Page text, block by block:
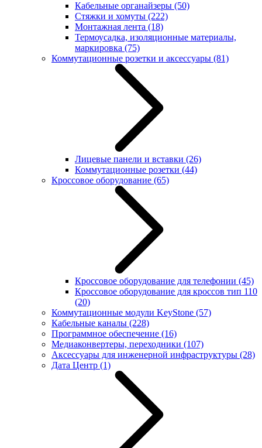
Кабельные органайзеры (50)
Стяжки и хомуты (222)
Монтажная лента (18)
Термоусадка, изоляционные материалы,
маркировка (75)
Коммутационные розетки и аксессуары (81)
Лицевые панели и вставки (26)
Коммутационные розетки (44)
Кроссовое оборудование (65)
Кроссовое оборудование для телефонии (45)
Кроссовое оборудование для кроссов тип 110
(20)
Коммутационные модули KeyStone (57)
Кабельные каналы (228)
Программное обеспечение (16)
Медиаконвертеры, переходники (107)
Аксессуары для инженерной инфраструктуры (28)
Дата Центр (1)